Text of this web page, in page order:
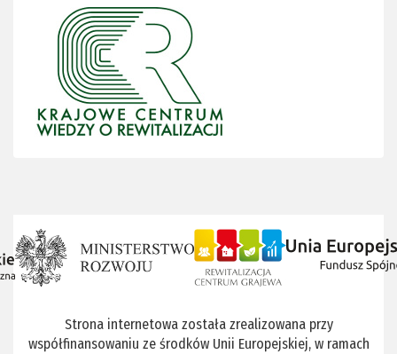
Strona internetowa została zrealizowana przy
współfinansowaniu ze środków Unii Europejskiej, w ramach